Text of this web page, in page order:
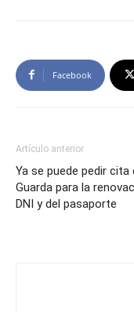
Facebook
Artículo anterior
Ya se puede pedir cita
Guarda para la
DNI y del pasaporte